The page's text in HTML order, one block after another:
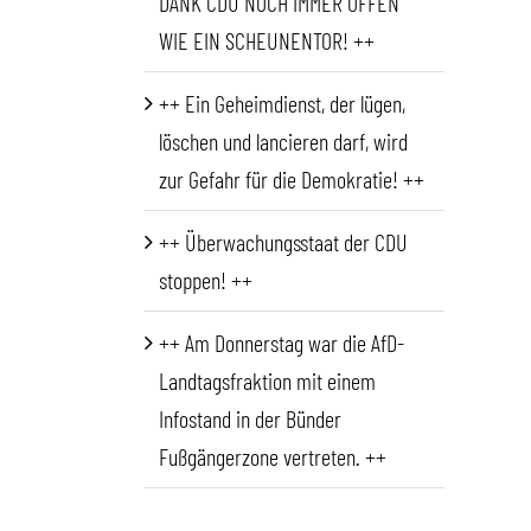
WIE EIN SCHEUNENTOR! ++
++ Ein Geheimdienst, der lügen,
löschen und lancieren darf, wird
zur Gefahr für die Demokratie! ++
++ Überwachungsstaat der CDU
stoppen! ++
++ Am Donnerstag war die AfD-
Landtagsfraktion mit einem
Infostand in der Bünder
Fußgängerzone vertreten. ++